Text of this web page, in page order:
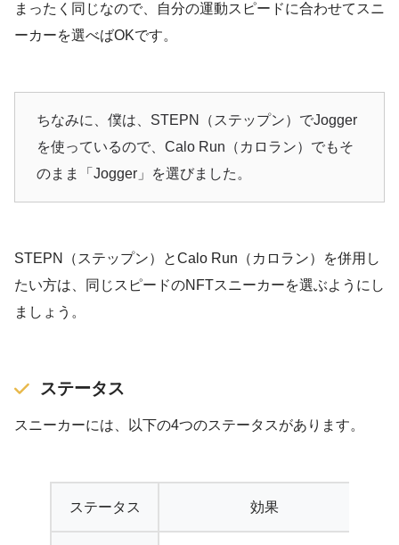
まったく同じなので、自分の運動スピードに合わせてスニ
ーカーを選べばOKです。
ちなみに、僕は、STEPN（ステップン）でJogger
を使っているので、Calo Run（カロラン）でもそ
のまま「Jogger」を選びました。
STEPN（ステップン）とCalo Run（カロラン）を併用し
たい方は、同じスピードのNFTスニーカーを選ぶようにし
ましょう。
ステータス
スニーカーには、以下の4つのステータスがあります。
ステータス 効果